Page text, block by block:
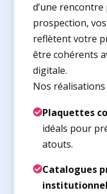
d’une
prospection,
reflètent votre
être cohérents
digitale.
Nos
Plaquettes
idéals pour
atouts.
Catalogues